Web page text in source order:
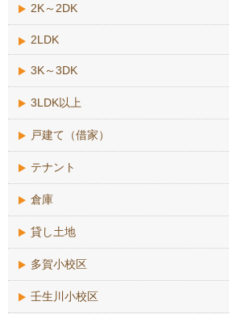
2K～2DK
2LDK
3K～3DK
3LDK以上
戸建て（借家）
テナント
倉庫
貸し土地
多賀小校区
壬生川小校区